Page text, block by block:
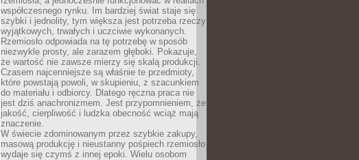
współczesnego rynku. Im bardziej świat staje się
szybki i jednolity, tym większa jest potrzeba rzeczy
wyjątkowych, trwałych i uczciwie wykonanych.
Rzemiosło odpowiada na tę potrzebę w sposób
niezwykle prosty, ale zarazem głęboki. Pokazuje,
że wartość nie zawsze mierzy się skalą produkcji.
Czasem najcenniejsze są właśnie te przedmioty,
które powstają powoli, w skupieniu, z szacunkiem
do materiału i odbiorcy. Dlatego ręczna praca nie
jest dziś anachronizmem. Jest przypomnieniem, że
jakość, cierpliwość i ludzka obecność wciąż mają
znaczenie.
W świecie zdominowanym przez szybkie zakupy,
masową produkcję i nieustanny pośpiech rzemiosło
wydaje się czymś z innej epoki. Wielu osobom